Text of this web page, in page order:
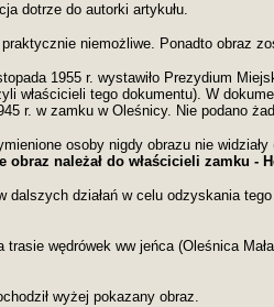
dotrze do autorki artykułu.
niemożliwe. Ponadto obraz
1955 r. wystawiło Prezydium
właścicieli tego dokumentu). W
r. w zamku w Oleśnicy. Nie podano
osoby nigdy obrazu nie
obraz należał do właścicieli zamku -
działań w celu odzyskania
trasie wędrówek ww jeńca (Oleśnica
wyżej pokazany obraz.